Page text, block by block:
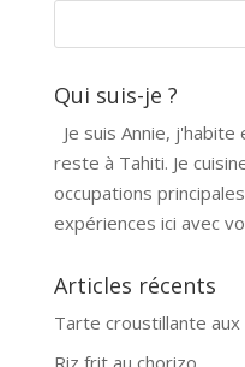
Qui suis-je ?
Je suis Annie,
reste à Tahiti. Je
occupations
expériences ici avec
Articles récents
Tarte croustillante
Riz frit au chorizo